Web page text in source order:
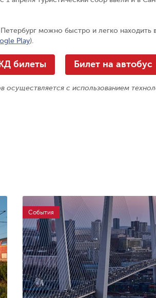
можно быстро и легко находить
Play).
билеты Билет на автобус
осуществляется с использованием
События